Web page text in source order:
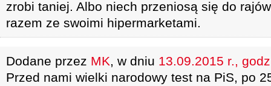
zrobi taniej. Albo niech przeniosą się do
razem ze swoimi hipermarketami.
Dodane przez MK, w dniu 13.09.2015 r.,
Przed nami wielki narodowy test na PiS, po